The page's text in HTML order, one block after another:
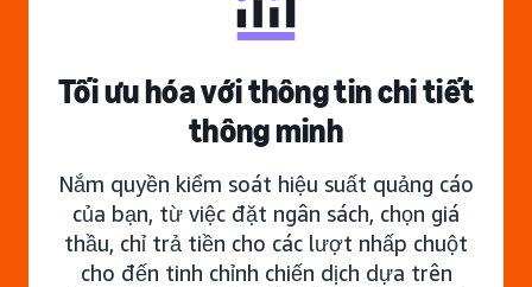
Tối ưu hóa với thông tin chi tiết
thông minh
Nắm quyền kiểm soát hiệu suất quảng cáo
của bạn, từ việc đặt ngân sách, chọn giá
thầu, chỉ trả tiền cho các lượt nhấp chuột
cho đến tinh chỉnh chiến dịch dựa trên